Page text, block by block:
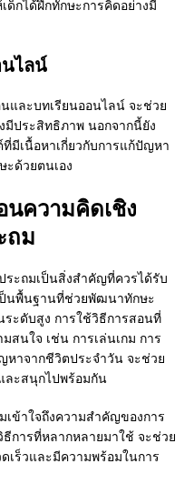
ด็กได้ฝึกทักษะการคิดอย่างมี
นไลน์
และบทเรียนออนไลน์ จะช่วย
มีประสิทธิภาพ นอกจากนี้ยัง
มีเนื้อหาเกี่ยวกับการแก้ปัญหา
ะด้วยตนเอง
นความคิดเชิง
ถม
ระถมเป็นสิ่งสำคัญที่ควรได้รับ
ป็นพื้นฐานที่ช่วยพัฒนาทักษะ
ะดับสูง การใช้วิธีการสอนที่
สนใจ เช่น การเล่นเกม การ
าจากชีวิตประจำวัน จะช่วย
ละสนุกไปพร้อมกัน
ข้าใจถึงความสำคัญของการ
การที่หลากหลายมาใช้ จะช่วย
เร็วและมีความพร้อมในการ